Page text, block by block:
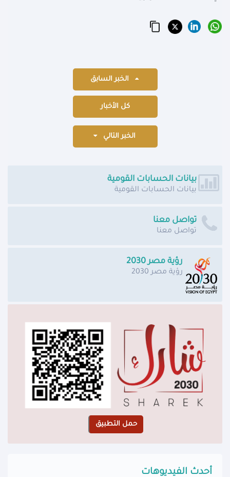
الخبر السابق
كل الأخبار
الخبر التالي
بيانات الحسابات القومية
بيانات الحسابات القومية
تواصل معنا
تواصل معنا
رؤية مصر 2030
رؤية مصر 2030
أحدث الفيديوهات